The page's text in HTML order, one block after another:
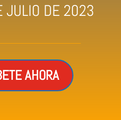
JULIO DE 2023
AHORA